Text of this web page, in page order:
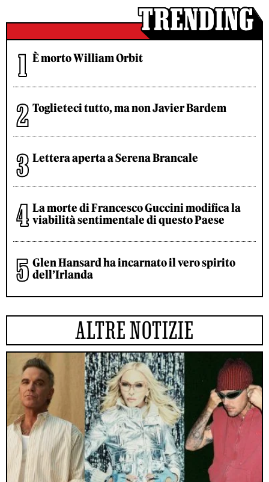
È morto William Orbit
Toglieteci tutto, ma non Javier Bardem
Lettera aperta a Serena Brancale
La morte di Francesco Guccini modifica la
viabilità sentimentale di questo Paese
Glen Hansard ha incarnato il vero spirito
dell’Irlanda
ALTRE NOTIZIE